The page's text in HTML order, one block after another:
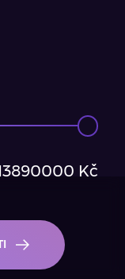
Kč
ARROW RIGHT